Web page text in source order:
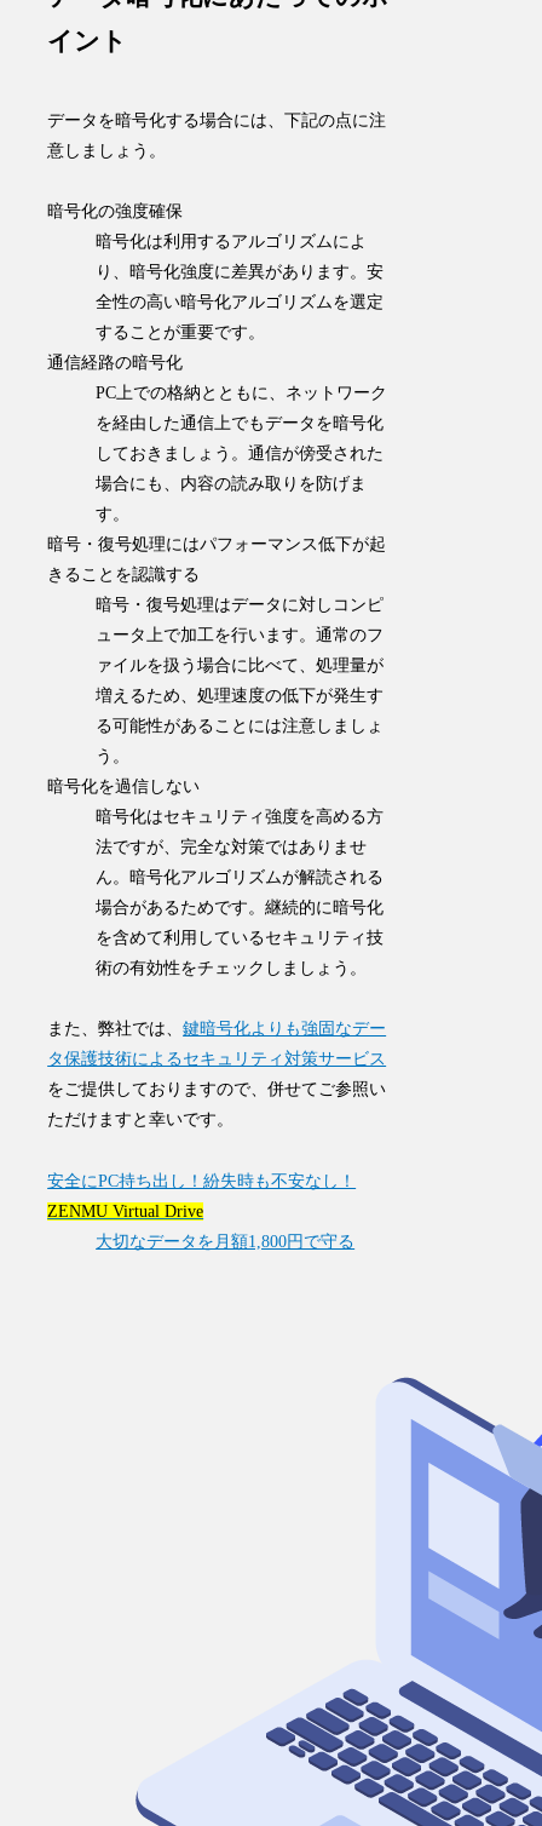
イント
データを暗号化する場合には、下記の点に注
意しましょう。
暗号化の強度確保
暗号化は利用するアルゴリズムによ
り、暗号化強度に差異があります。安
全性の高い暗号化アルゴリズムを選定
することが重要です。
通信経路の暗号化
PC上での格納とともに、ネットワーク
を経由した通信上でもデータを暗号化
しておきましょう。通信が傍受された
場合にも、内容の読み取りを防げま
す。
暗号・復号処理にはパフォーマンス低下が起
きることを認識する
暗号・復号処理はデータに対しコンピ
ュータ上で加工を行います。通常のフ
ァイルを扱う場合に比べて、処理量が
増えるため、処理速度の低下が発生す
る可能性があることには注意しましょ
う。
暗号化を過信しない
暗号化はセキュリティ強度を高める方
法ですが、完全な対策ではありませ
ん。暗号化アルゴリズムが解読される
場合があるためです。継続的に暗号化
を含めて利用しているセキュリティ技
術の有効性をチェックしましょう。
また、弊社では、鍵暗号化よりも強固なデー
タ保護技術によるセキュリティ対策サービス
をご提供しておりますので、併せてご参照い
ただけますと幸いです。
安全にPC持ち出し！紛失時も不安なし！
ZENMU Virtual Drive
大切なデータを月額1,800円で守る